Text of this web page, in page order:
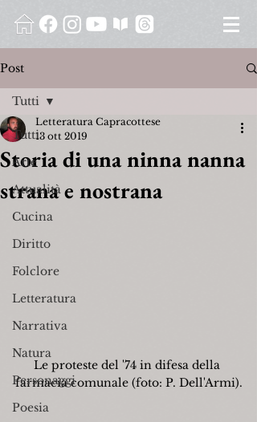
Post
Tutti
Arte
Attualità
Cucina
Diritto
Folclore
Letteratura
Narrativa
Natura
Personaggi
Poesia
Tutti
Storia di una ninna nanna
strana e nostrana
Letteratura Capracottese
13 ott 2019
Le proteste del '74 in difesa della
farmacia comunale (foto: P. Dell'Armi).